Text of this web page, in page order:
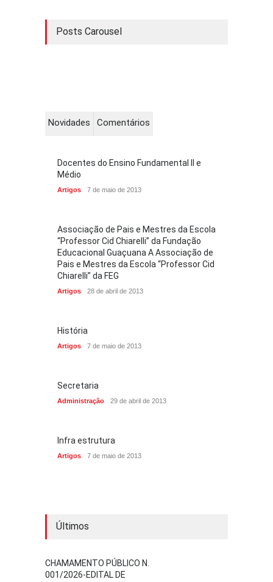
Posts Carousel
Novidades Comentários
Docentes do Ensino Fundamental II e
Médio
Artigos 7 de maio de 2013
Associação de Pais e Mestres da Escola
“Professor Cid Chiarelli” da Fundação
Educacional Guaçuana A Associação de
Pais e Mestres da Escola “Professor Cid
Chiarelli” da FEG
Artigos 28 de abril de 2013
História
Artigos 7 de maio de 2013
Secretaria
Administração 29 de abril de 2013
Infra estrutura
Artigos 7 de maio de 2013
Últimos
CHAMAMENTO PÚBLICO N.
001/2026-EDITAL DE